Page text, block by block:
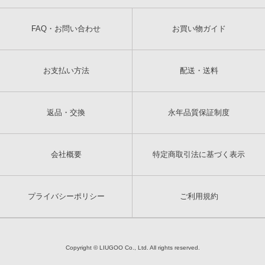
FAQ・お問い合わせ お買い物ガイド
お支払い方法 配送・送料
返品・交換 永年品質保証制度
会社概要 特定商取引法に基づく表示
プライバシーポリシー ご利用規約
Copyright © LIUGOO Co., Ltd. All rights reserved.